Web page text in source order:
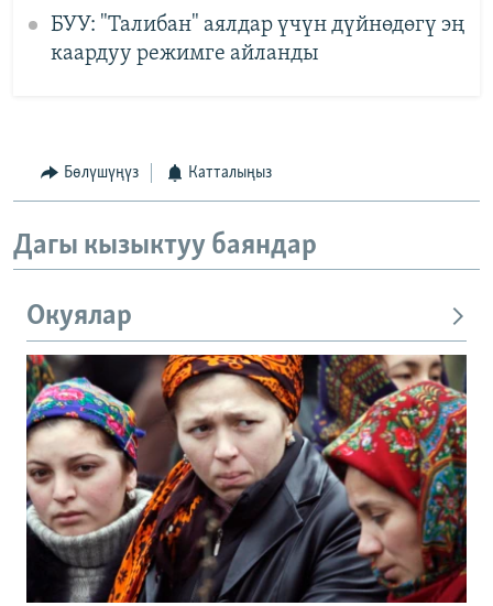
БУУ: "Талибан" аялдар үчүн дүйнөдөгү эң
каардуу режимге айланды
Бөлүшүңүз Катталыңыз
Дагы кызыктуу баяндар
Окуялар